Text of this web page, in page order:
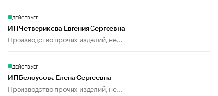
ДЕЙСТВУЕТ
ИП Четверикова Евгения Сергеевна
Производство прочих изделий, не...
ДЕЙСТВУЕТ
ИП Белоусова Елена Сергеевна
Производство прочих изделий, не...